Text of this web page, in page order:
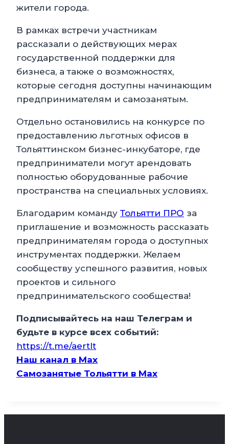
жители города.
В рамках встречи участникам
рассказали о действующих мерах
государственной поддержки для
бизнеса, а также о возможностях,
которые сегодня доступны начинающим
предпринимателям и самозанятым.
Отдельно остановились на конкурсе по
предоставлению льготных офисов в
Тольяттинском бизнес-инкубаторе, где
предприниматели могут арендовать
полностью оборудованные рабочие
пространства на специальных условиях.
Благодарим команду Тольятти ПРО за
приглашение и возможность рассказать
предпринимателям города о доступных
инструментах поддержки. Желаем
сообществу успешного развития, новых
проектов и сильного
предпринимательского сообщества!
Подписывайтесь на наш Телеграм и
будьте в курсе всех событий:
https://t.me/aertlt
Наш канал в Мax
Самозанятые Тольятти в Max